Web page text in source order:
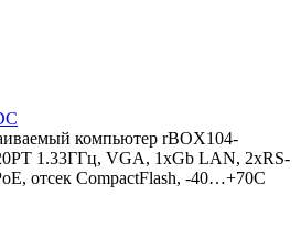
компьютер rBOX104-
1.33ГГц, VGA, 1xGb LAN, 2xRS-
отсек CompactFlash, -40…+70C